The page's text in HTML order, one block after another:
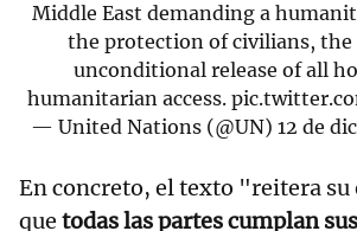
Middle East demanding a
the protection of civilians, the
unconditional release of all
humanitarian access.
— United Nations (@UN) 12 de
En concreto, el texto "reitera su
que todas las partes cumplan